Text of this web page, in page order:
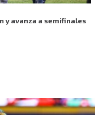
y avanza a semifinales